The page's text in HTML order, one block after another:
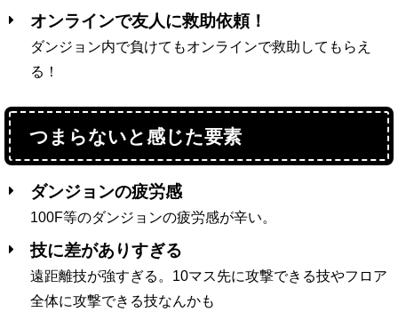
オンラインで友人に救助依頼！
ダンジョン内で負けてもオンラインで救助してもらえ
る！
つまらないと感じた要素
ダンジョンの疲労感
100F等のダンジョンの疲労感が辛い。
技に差がありすぎる
遠距離技が強すぎる。10マス先に攻撃できる技やフロア
全体に攻撃できる技なんかも